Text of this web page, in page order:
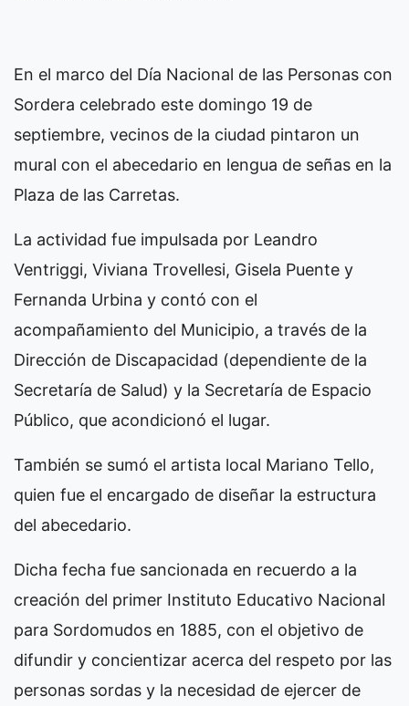
En el marco del Día Nacional de las Personas con
Sordera celebrado este domingo 19 de
septiembre, vecinos de la ciudad pintaron un
mural con el abecedario en lengua de señas en la
Plaza de las Carretas.
La actividad fue impulsada por Leandro
Ventriggi, Viviana Trovellesi, Gisela Puente y
Fernanda Urbina y contó con el
acompañamiento del Municipio, a través de la
Dirección de Discapacidad (dependiente de la
Secretaría de Salud) y la Secretaría de Espacio
Público, que acondicionó el lugar.
También se sumó el artista local Mariano Tello,
quien fue el encargado de diseñar la estructura
del abecedario.
Dicha fecha fue sancionada en recuerdo a la
creación del primer Instituto Educativo Nacional
para Sordomudos en 1885, con el objetivo de
difundir y concientizar acerca del respeto por las
personas sordas y la necesidad de ejercer de